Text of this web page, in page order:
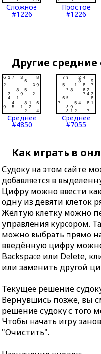
Сложное
#1226
Простое
#1226
Другие средние
Среднее
#4850
Среднее
#7055
Как играть в
Судоку на этом сайте
добавляется в
Цифру можно ввести
одну из девяти клеток
Жёлтую клетку можно
управления курсором.
можно выбрать прямо
введённую цифру
Backspace или Delete,
или заменить другой
Текущее решение
Вернувшись позже, вы
решение судоку с того
Чтобы начать игру
"Очистить".